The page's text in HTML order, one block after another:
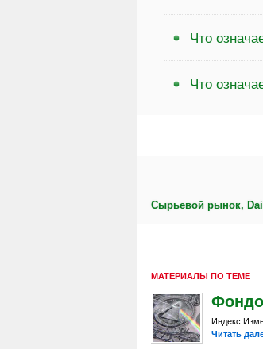
Что
Что
Сырьевой рынок,
МАТЕРИАЛЫ ПО ТЕМЕ
Индекс
Читать